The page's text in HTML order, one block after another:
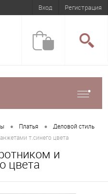
Вход Регистрация
• Платья • Деловой стиль
т.синего цвета
и
цвета